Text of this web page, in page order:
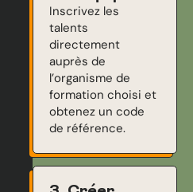
Inscrivez les
talents
directement
auprès de
l’organisme de
formation choisi et
obtenez un code
de référence.